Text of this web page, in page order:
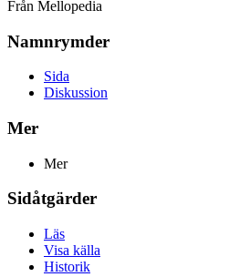
Från Mellopedia
Namnrymder
Sida
Diskussion
Mer
Mer
Sidåtgärder
Läs
Visa källa
Historik